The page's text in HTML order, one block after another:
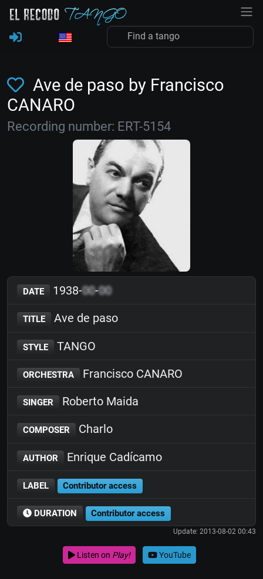
Ave de paso by Francisco
CANARO
Recording number: ERT-5154
DATE 1938-00-00
TITLE Ave de paso
STYLE TANGO
ORCHESTRA Francisco CANARO
SINGER Roberto Maida
COMPOSER Charlo
AUTHOR Enrique Cadícamo
LABEL Contributor access
DURATION Contributor access
Update: 2013-08-02 00:43
Listen on Play! YouTube